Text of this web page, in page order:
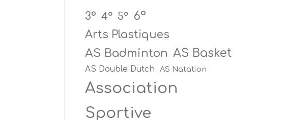
3° 4° 5° 6°
Arts Plastiques
AS Badminton AS Basket
AS Double Dutch AS Natation
Association
Sportive